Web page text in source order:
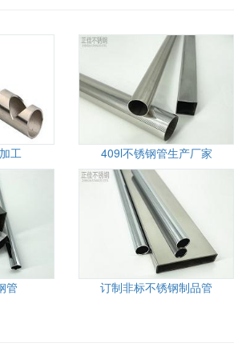
工 409l不锈钢管生产厂家
管 订制非标不锈钢制品管